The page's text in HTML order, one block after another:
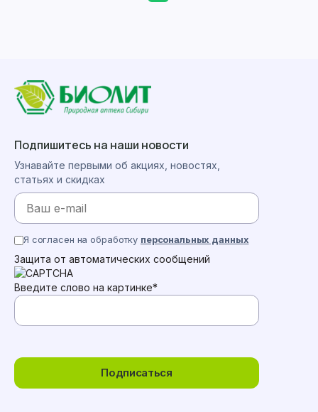
Подпишитесь на наши новости
Узнавайте первыми об акциях, новостях,
статьях и скидках
Подписаться
Я согласен на обработку персональных данных
Защита от автоматических сообщений
Введите слово на картинке*